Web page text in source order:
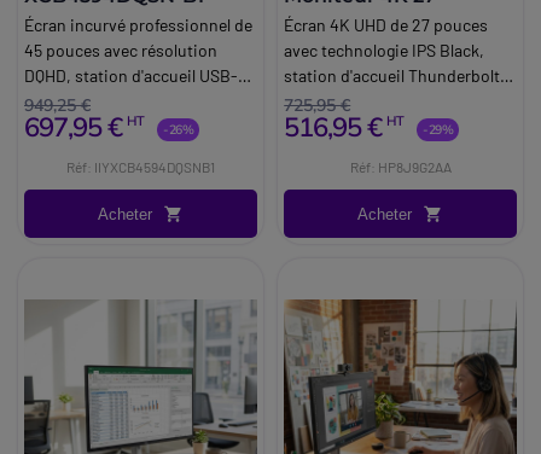
Écran incurvé professionnel de
45 pouces avec résolution
DQHD, station d'accueil USB-C,
KVM et LAN, conçu pour le
multitâche avancé et les postes
949,25 €
697,95 € HT -26%
Réf: IIYXCB4594DQSNB1
Acheter
Écran 4K UHD de 27 pouces
avec technologie IPS Black,
station d'accueil Thunderbolt
4, puissance de charge de 100
W et calibrage des couleurs en
725,95 €
516,95 € HT -29%
Réf: HP8J9G2AA
Acheter